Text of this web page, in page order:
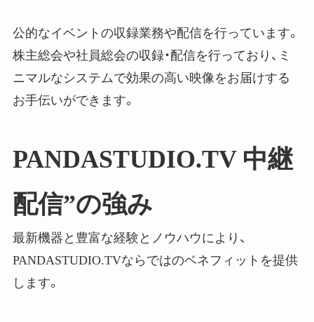
公的なイベントの収録業務や配信を行っています。
株主総会や社員総会の収録・配信を行っており、ミ
ニマルなシステムで効果の高い映像をお届けする
お手伝いができます。
PANDASTUDIO.TV 中継
配信”の強み
最新機器と豊富な経験とノウハウにより、
PANDASTUDIO.TVならではのベネフィットを提供
します。